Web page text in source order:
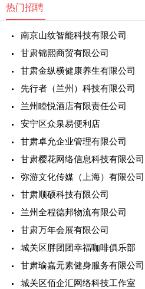
热门招聘
南京山纹智能科技有限公司
甘肃锦熙商贸有限公司
甘肃金纵横健康养生有限公司
先行者（兰州）科技有限公司
兰州睦悦酒店有限责任公司
安宁区众泉易便利店
甘肃卓允企业管理有限公司
甘肃樱花网络信息科技有限公司
弥游文化传媒（上海）有限公司
甘肃顺硕科技有限公司
兰州全程德邦物流有限公司
甘肃万年会展有限公司
城关区胖团团幸福咖啡俱乐部
甘肃瑜嘉元素健身服务有限公司
城关区佰企汇网络科技工作室